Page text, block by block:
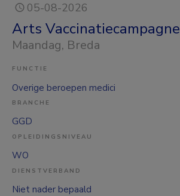
05-08-2026
Arts Vaccinatiecampagne
Maandag, Breda
FUNCTIE
Overige beroepen medici
BRANCHE
GGD
OPLEIDINGSNIVEAU
WO
DIENSTVERBAND
Niet nader bepaald